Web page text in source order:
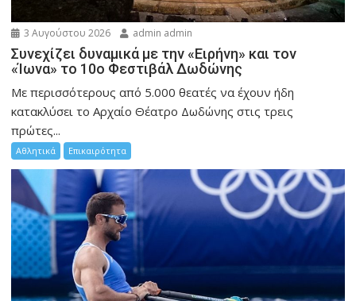
3 Αυγούστου 2026 admin admin
Συνεχίζει δυναμικά με την «Ειρήνη» και τον
«Ίωνα» το 10ο Φεστιβάλ Δωδώνης
Με περισσότερους από 5.000 θεατές να έχουν ήδη
κατακλύσει το Αρχαίο Θέατρο Δωδώνης στις τρεις
πρώτες...
Αθλητικά Επικαιρότητα